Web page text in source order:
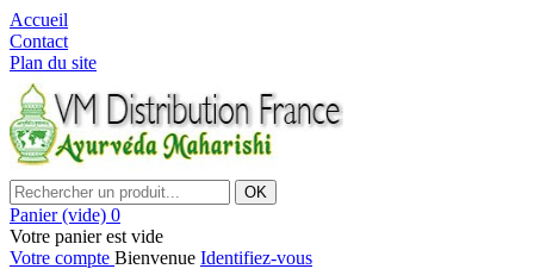
Accueil
Contact
Plan du site
OK
Panier (vide) 0
Votre panier est vide
Votre compte Bienvenue Identifiez-vous